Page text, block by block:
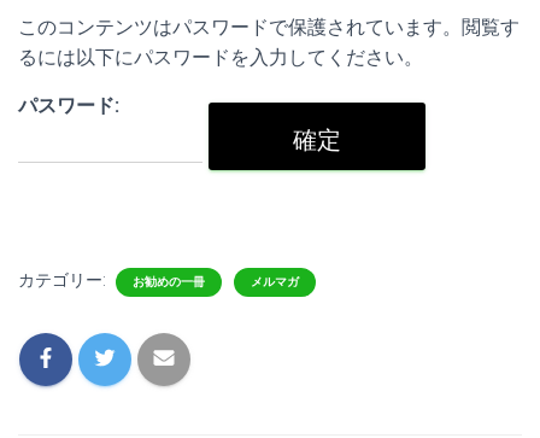
このコンテンツはパスワードで保護されています。閲覧す
るには以下にパスワードを入力してください。
パスワード:
カテゴリー: お勧めの一冊 メルマガ